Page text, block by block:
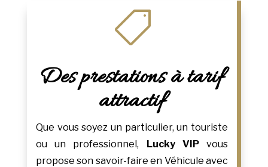

Des prestations à tarif
attractif
Que vous soyez un particulier, un touriste
ou un professionnel, Lucky VIPvous
propose son savoir-faire en Véhicule avec